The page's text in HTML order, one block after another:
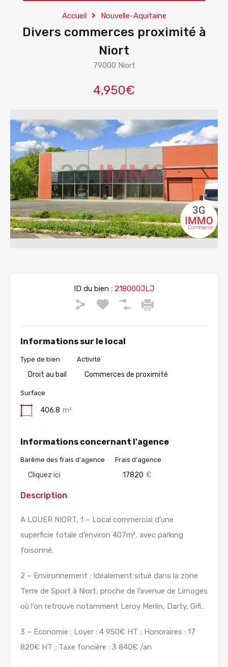
Accueil Nouvelle-Aquitaine
Divers commerces proximité à
Niort
79000 Niort
4,950€
ID du bien : 218000JLJ
Informations sur le local
Type de bien
Droit au bail
Activité
Commerces de proximité
Surface
406.8 m²
Informations concernant l'agence
Barême des frais d'agence
Cliquez ici
Frais d'agence
17820 €
Description
A LOUER NIORT, 1 – Local commercial d’une
superficie totale d’environ 407m², avec parking
foisonné.
2 – Environnement : Idéalement situé dans la zone
Terre de Sport à Niort, proche de l’avenue de Limoges
où l’on retrouve notamment Leroy Merlin, Darty, Gifi…
3 – Economie : Loyer : 4 950€ HT ; Honoraires : 17
820€ HT ; Taxe foncière : 3 840€ /an